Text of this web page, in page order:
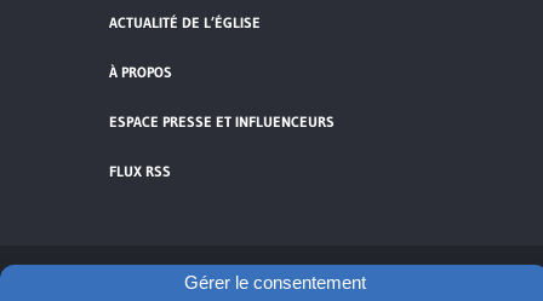
Gérer le consentement
ACTUALITÉ DE L’ÉGLISE
À PROPOS
ESPACE PRESSE ET INFLUENCEURS
FLUX RSS